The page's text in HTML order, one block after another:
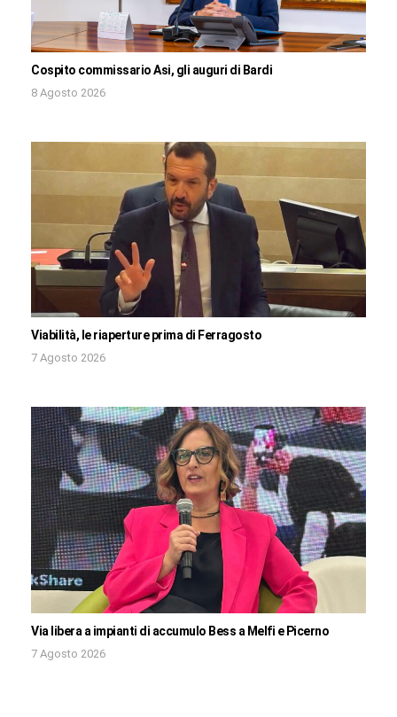
Cospito commissario Asi, gli auguri di Bardi
8 Agosto 2026
Viabilità, le riaperture prima di Ferragosto
7 Agosto 2026
Via libera a impianti di accumulo Bess a Melfi e Picerno
7 Agosto 2026